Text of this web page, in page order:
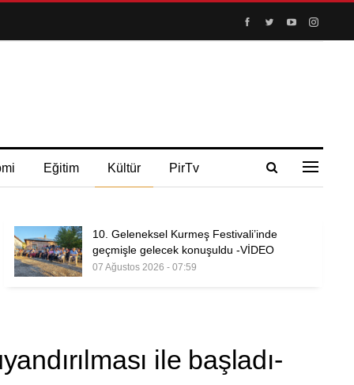
Eğitim Kültür PirTv
10. Geleneksel Kurmeş Festivali’inde
geçmişle gelecek konuşuldu -VİDEO
07 Ağustos 2026 - 07:59
ile başladı-